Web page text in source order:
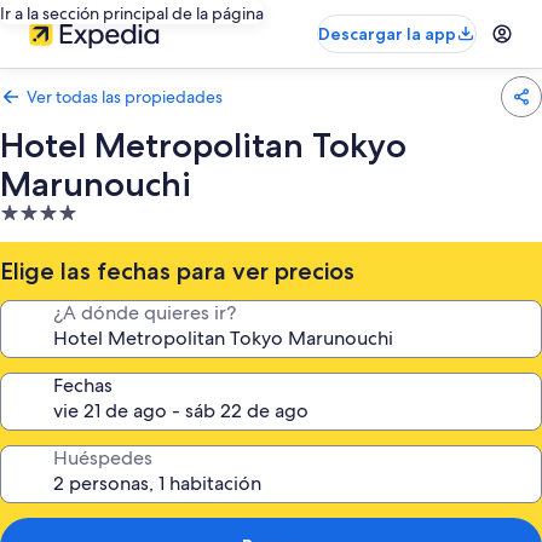
Ir a la sección principal de la página
Descargar la app
Ver todas las propiedades
Hotel Metropolitan Tokyo
Marunouchi
Propiedad
de
4.0
estrellas
Elige las fechas para ver precios
¿A dónde quieres ir?
Fechas
Huéspedes